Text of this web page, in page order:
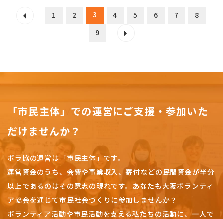
1 2 3 4 5 6 7
8
9
「市民主体」での運営にご支援・参加いた
だけませんか？
ボラ協の運営は「市民主体」です。
運営資金のうち、会費や事業収入、寄付などの民間資金が半分
以上であるのはその意志の現れです。 あなたも大阪ボランティ
ア協会を通じて市民社会づくりに参加しませんか？
ボランティア活動や市民活動を支える私たちの活動に、一人で